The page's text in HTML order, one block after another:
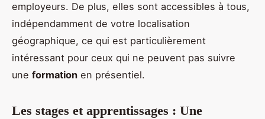
employeurs. De plus, elles sont accessibles à tous,
indépendamment de votre localisation
géographique, ce qui est particulièrement
intéressant pour ceux qui ne peuvent pas suivre
une formation en présentiel.
Les stages et apprentissages : Une